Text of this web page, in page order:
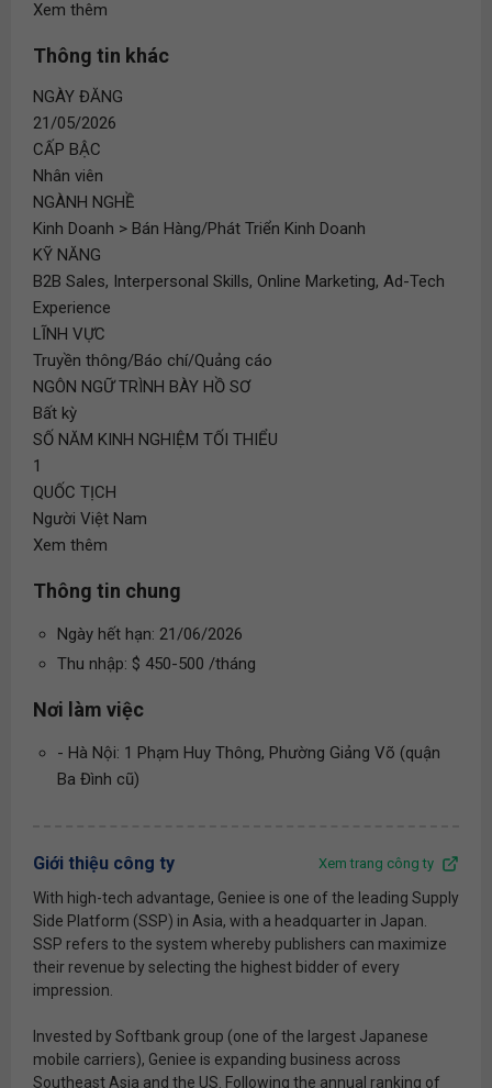
Xem thêm
Thông tin khác
NGÀY ĐĂNG
21/05/2026
CẤP BẬC
Nhân viên
NGÀNH NGHỀ
Kinh Doanh > Bán Hàng/Phát Triển Kinh Doanh
KỸ NĂNG
B2B Sales, Interpersonal Skills, Online Marketing, Ad-Tech
Experience
LĨNH VỰC
Truyền thông/Báo chí/Quảng cáo
NGÔN NGỮ TRÌNH BÀY HỒ SƠ
Bất kỳ
SỐ NĂM KINH NGHIỆM TỐI THIỂU
1
QUỐC TỊCH
Người Việt Nam
Xem thêm
Thông tin chung
Ngày hết hạn: 21/06/2026
Thu nhập: $ 450-500 /tháng
Nơi làm việc
- Hà Nội: 1 Phạm Huy Thông, Phường Giảng Võ (quận
Ba Đình cũ)
Giới thiệu công ty Xem trang công ty
With high-tech advantage, Geniee is one of the leading Supply
Side Platform (SSP) in Asia, with a headquarter in Japan.
SSP refers to the system whereby publishers can maximize
their revenue by selecting the highest bidder of every
impression.
Invested by Softbank group (one of the largest Japanese
mobile carriers), Geniee is expanding business across
Southeast Asia and the US. Following the annual ranking of